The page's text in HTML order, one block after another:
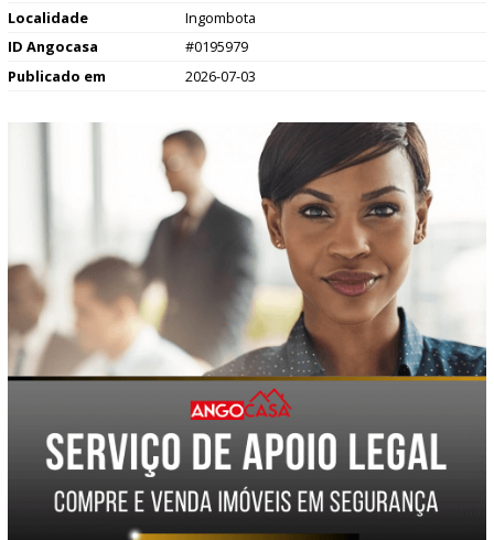
Localidade
Ingombota
ID Angocasa
#0195979
Publicado em
2026-07-03